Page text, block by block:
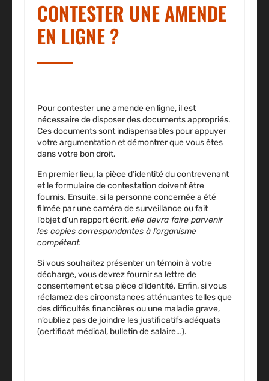
CONTESTER UNE AMENDE
EN LIGNE ?
Pour contester une amende en ligne, il est
nécessaire de disposer des documents appropriés.
Ces documents sont indispensables pour appuyer
votre argumentation et démontrer que vous êtes
dans votre bon droit.
En premier lieu, la pièce d’identité du contrevenant
et le formulaire de contestationdoivent être
fournis. Ensuite, si la personne concernée a été
filmée par une caméra de surveillance ou fait
l’objet d’un rapport écrit,elle devra faire parvenir
les copies correspondantes à l’organisme
compétent.
Si vous souhaitez présenter un témoin à votre
décharge, vous devrez fournir sa lettre de
consentement et sa pièce d’identité. Enfin, si vous
réclamez des circonstances atténuantes telles que
des difficultés financières ou une maladie grave,
n’oubliez pas de joindre les justificatifs adéquats
(certificat médical, bulletin de salaire…).